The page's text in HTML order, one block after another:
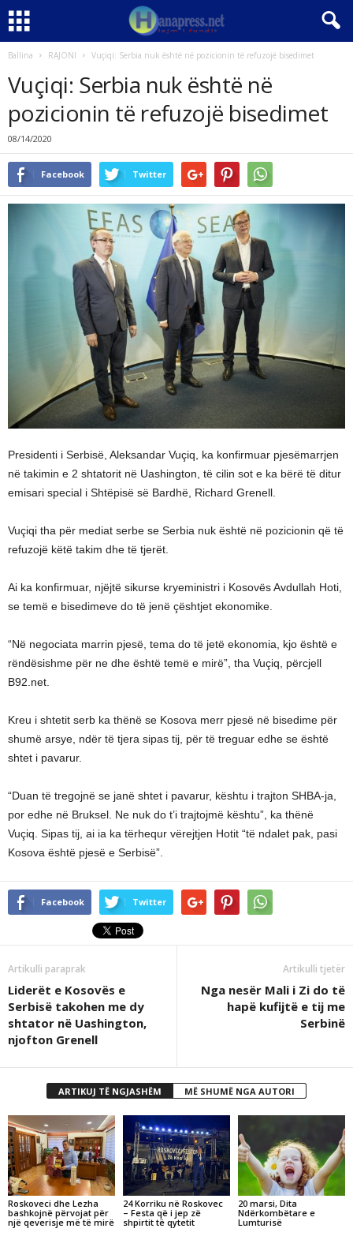
Ballina RAJONI Vuçiqi: Serbia nuk është në pozicionin të refuzojë bisedimet
Vuçiqi: Serbia nuk është në
pozicionin të refuzojë bisedimet
08/14/2020
Facebook Twitter
Presidenti i Serbisë, Aleksandar Vuçiq, ka konfirmuar pjesëmarrjen
në takimin e 2 shtatorit në Uashington, të cilin sot e ka bërë të ditur
emisari special i Shtëpisë së Bardhë, Richard Grenell.
Vuçiqi tha për mediat serbe se Serbia nuk është në pozicionin që të
refuzojë këtë takim dhe të tjerët.
Ai ka konfirmuar, njëjtë sikurse kryeministri i Kosovës Avdullah Hoti,
se temë e bisedimeve do të jenë çështjet ekonomike.
“Në negociata marrin pjesë, tema do të jetë ekonomia, kjo është e
rëndësishme për ne dhe është temë e mirë”, tha Vuçiq, përcjell
B92.net.
Kreu i shtetit serb ka thënë se Kosova merr pjesë në bisedime për
shumë arsye, ndër të tjera sipas tij, për të treguar edhe se është
shtet i pavarur.
“Duan të tregojnë se janë shtet i pavarur, kështu i trajton SHBA-ja,
por edhe në Bruksel. Ne nuk do t’i trajtojmë kështu”, ka thënë
Vuçiq. Sipas tij, ai ia ka tërhequr vërejtjen Hotit “të ndalet pak, pasi
Kosova është pjesë e Serbisë”.
Facebook Twitter
Artikulli paraprak
Liderët e Kosovës e
Serbisë takohen me dy
shtator në Uashington,
njofton Grenell
Artikulli tjetër
Nga nesër Mali i Zi do të
hapë kufijtë e tij me
Serbinë
ARTIKUJ TË NGJASHËM MË SHUMË NGA AUTORI
Roskoveci dhe Lezha
bashkojnë përvojat për
një qeverisje më të mirë
24 Korriku në Roskovec
– Festa që i jep zë
shpirtit të qytetit
20 marsi, Dita
Ndërkombëtare e
Lumturisë